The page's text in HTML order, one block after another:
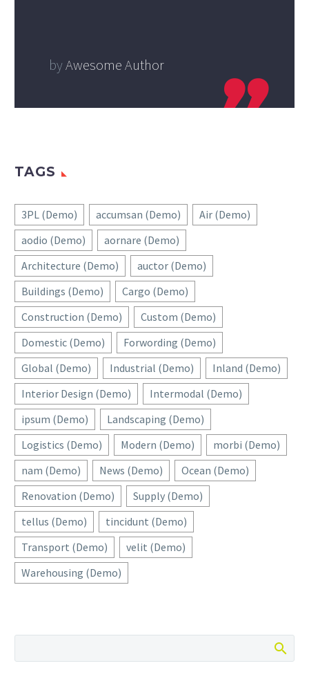
byAwesome Author
TAGS
3PL (Demo) accumsan (Demo)
Air (Demo)
aodio (Demo)
aornare (Demo)
Architecture (Demo)
auctor (Demo)
Buildings (Demo)
Cargo (Demo)
Construction (Demo)
Custom (Demo)
Domestic (Demo)
Forwording (Demo)
Global (Demo)
Industrial (Demo)
Inland (Demo)
Interior Design (Demo)
Intermodal (Demo)
ipsum (Demo)
Landscaping (Demo)
Logistics (Demo)
Modern (Demo)
morbi (Demo)
nam (Demo)
News (Demo)
Ocean (Demo)
Renovation (Demo)
Supply (Demo)
tellus (Demo)
tincidunt (Demo)
Transport (Demo)
velit (Demo)
Warehousing (Demo)